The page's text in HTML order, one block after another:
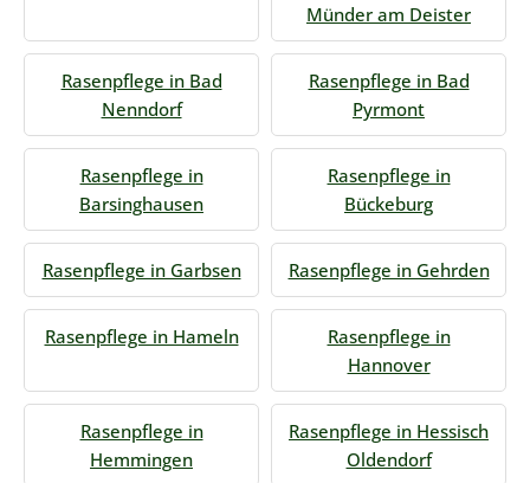
Münder am Deister
Rasenpflege in Bad
Nenndorf
Rasenpflege in Bad
Pyrmont
Rasenpflege in
Barsinghausen
Rasenpflege in
Bückeburg
Rasenpflege in Garbsen Rasenpflege in Gehrden
Rasenpflege in Hameln
Rasenpflege in
Hannover
Rasenpflege in
Hemmingen
Rasenpflege in Hessisch
Oldendorf